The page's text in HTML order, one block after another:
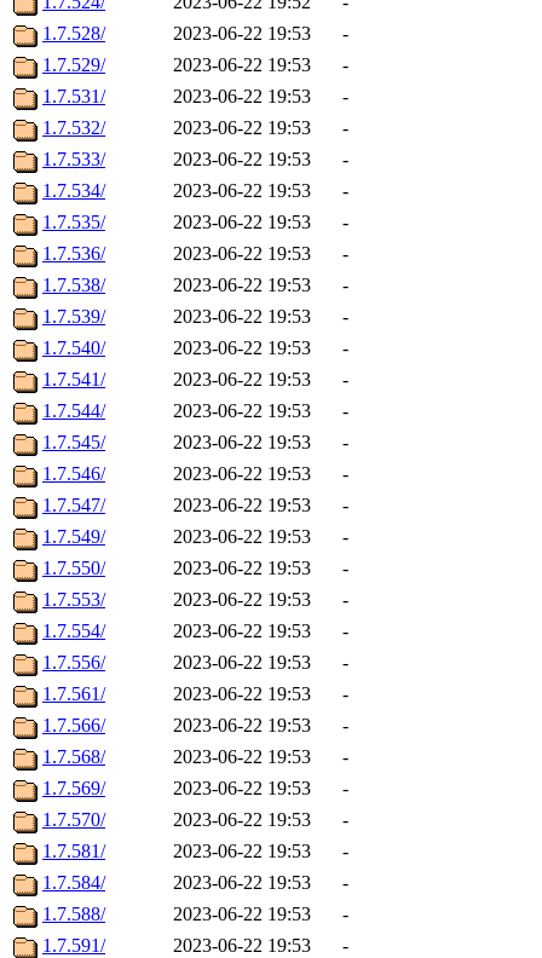
1.7.528/
2023-06-22 19:53
-
1.7.529/
2023-06-22 19:53
-
1.7.531/
2023-06-22 19:53
-
1.7.532/
2023-06-22 19:53
-
1.7.533/
2023-06-22 19:53
-
1.7.534/
2023-06-22 19:53
-
1.7.535/
2023-06-22 19:53
-
1.7.536/
2023-06-22 19:53
-
1.7.538/
2023-06-22 19:53
-
1.7.539/
2023-06-22 19:53
-
1.7.540/
2023-06-22 19:53
-
1.7.541/
2023-06-22 19:53
-
1.7.544/
2023-06-22 19:53
-
1.7.545/
2023-06-22 19:53
-
1.7.546/
2023-06-22 19:53
-
1.7.547/
2023-06-22 19:53
-
1.7.549/
2023-06-22 19:53
-
1.7.550/
2023-06-22 19:53
-
1.7.553/
2023-06-22 19:53
-
1.7.554/
2023-06-22 19:53
-
1.7.556/
2023-06-22 19:53
-
1.7.561/
2023-06-22 19:53
-
1.7.566/
2023-06-22 19:53
-
1.7.568/
2023-06-22 19:53
-
1.7.569/
2023-06-22 19:53
-
1.7.570/
2023-06-22 19:53
-
1.7.581/
2023-06-22 19:53
-
1.7.584/
2023-06-22 19:53
-
1.7.588/
2023-06-22 19:53
-
1.7.591/
2023-06-22 19:53
-